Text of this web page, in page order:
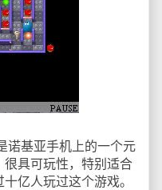
诺基亚手机上的一个元
具可玩性，特别适合
亿人玩过这个游戏。